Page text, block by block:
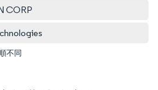
CORP
不同